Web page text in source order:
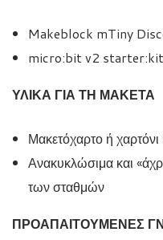
Makeblock mTiny
micro:bit v2 starter:kit
ΥΛΙΚΑ ΓΙΑ ΤΗ ΜΑΚΕΤΑ
Μακετόχαρτο ή
Ανακυκλώσιμα και
των σταθμών
ΠΡΟΑΠΑΙΤΟΥΜΕΝΕΣ